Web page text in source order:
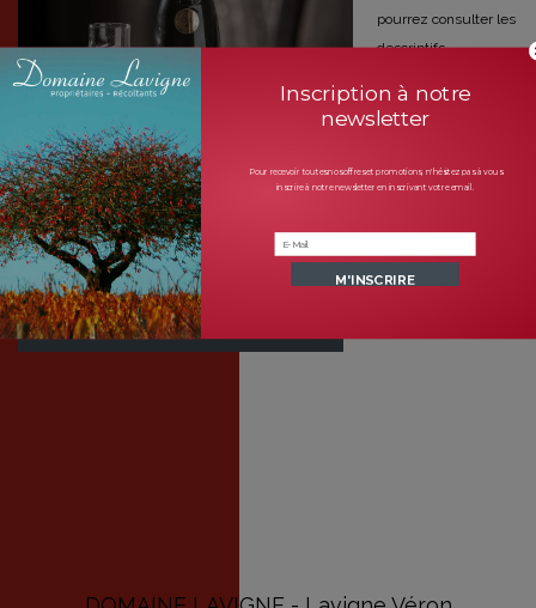
pourrez consulter les
descriptifs
derniers, ainsi que la
Bonne visite.
DÉCOUVRIR NOTRE BOUTIQUE
Inscription à notre
newsletter
Pour recevoir toutes nos offres et promotions, n'hésitez pas à vous
inscrire à notre newsletter en inscrivant votre email.